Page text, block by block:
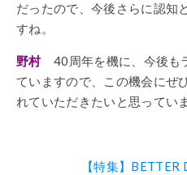
だったので、今後さらに認知
すね。
野村40周年を機に、今後も
ていますので、この機会にぜ
れていただきたいと思ってい
【特集】